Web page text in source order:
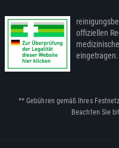
offiziellen
eingetragen.
** Gebühren gemäß Ihres
Beachten Sie